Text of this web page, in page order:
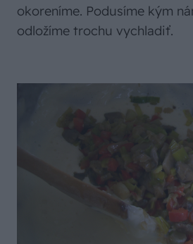
okoreníme. Podusíme kým
odložíme trochu vychladiť.